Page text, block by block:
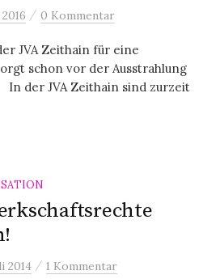
/ 0 Kommentar
JVA Zeithain für eine
schon vor der Ausstrahlung
der JVA Zeithain sind zurzeit
2014 / 1 Kommentar